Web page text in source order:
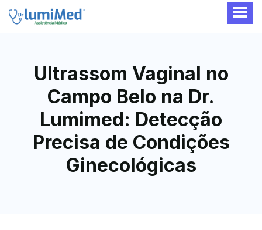
Ultrassom Vaginal no
Campo Belo na Dr.
Lumimed: Detecção
Precisa de Condições
Ginecológicas